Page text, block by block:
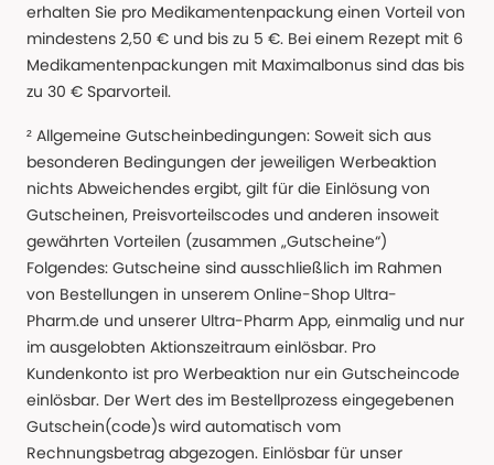
erhalten Sie pro Medikamentenpackung einen Vorteil von
mindestens 2,50 € und bis zu 5 €. Bei einem Rezept mit 6
Medikamentenpackungen mit Maximalbonus sind das bis
zu 30 € Sparvorteil.
² Allgemeine Gutscheinbedingungen: Soweit sich aus
besonderen Bedingungen der jeweiligen Werbeaktion
nichts Abweichendes ergibt, gilt für die Einlösung von
Gutscheinen, Preisvorteilscodes und anderen insoweit
gewährten Vorteilen (zusammen „Gutscheine“)
Folgendes: Gutscheine sind ausschließlich im Rahmen
von Bestellungen in unserem Online-Shop Ultra-
Pharm.de und unserer Ultra-Pharm App, einmalig und nur
im ausgelobten Aktionszeitraum einlösbar. Pro
Kundenkonto ist pro Werbeaktion nur ein Gutscheincode
einlösbar. Der Wert des im Bestellprozess eingegebenen
Gutschein(code)s wird automatisch vom
Rechnungsbetrag abgezogen. Einlösbar für unser